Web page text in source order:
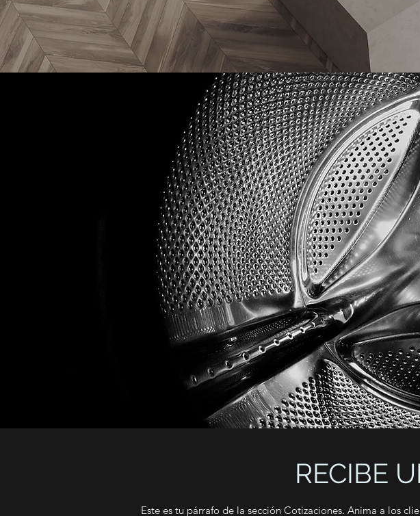
RECIBE
Este es tu párrafo de la sección Cotizaciones. Anima a los